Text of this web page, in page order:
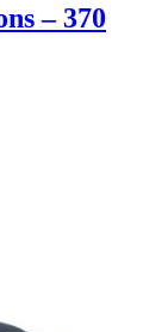
– 370